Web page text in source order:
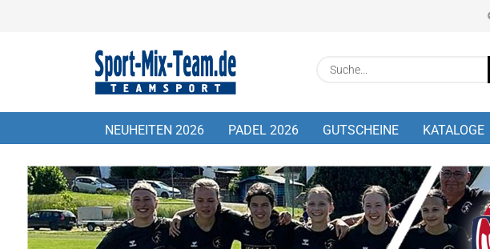
NEUHEITEN 2026 PADEL 2026 GUTSCHEINE KATALOGE